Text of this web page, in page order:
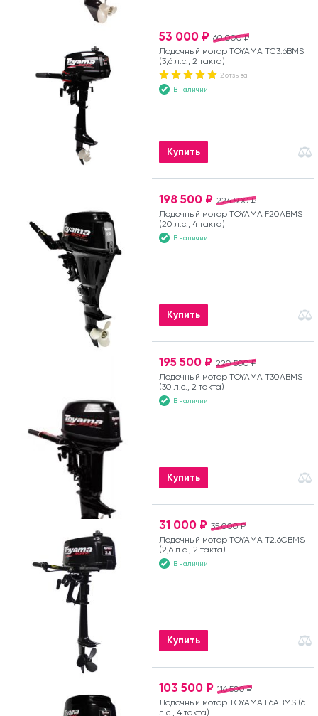
60 000 ₽
53 000 ₽
Лодочный мотор TOYAMA TC3.6BMS
(3,6 л.с., 2 такта)
2 отзыва
В наличии
Купить
224 500 ₽
198 500 ₽
Лодочный мотор TOYAMA F20ABMS
(20 л.с., 4 такта)
В наличии
Купить
220 500 ₽
195 500 ₽
Лодочный мотор TOYAMA T30ABMS
(30 л.с., 2 такта)
В наличии
Купить
35 000 ₽
31 000 ₽
Лодочный мотор TOYAMA T2.6CBMS
(2,6 л.с., 2 такта)
В наличии
Купить
116 500 ₽
103 500 ₽
Лодочный мотор TOYAMA F6ABMS (6
л.с., 4 такта)